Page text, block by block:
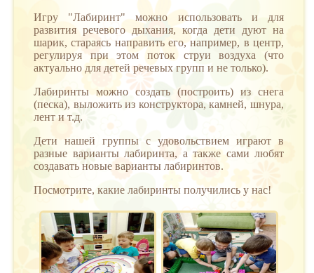
Игру "Лабиринт" можно использовать и для
развития речевого дыхания, когда дети дуют на
шарик, стараясь направить его, например, в центр,
регулируя при этом поток струи воздуха (что
актуально для детей речевых групп и не только).
Лабиринты можно создать (построить) из снега
(песка), выложить из конструктора, камней, шнура,
лент и т.д.
Дети нашей группы с удовольствием играют в
разные варианты лабиринта, а также сами любят
создавать новые варианты лабиринтов.
Посмотрите, какие лабиринты получились у нас!